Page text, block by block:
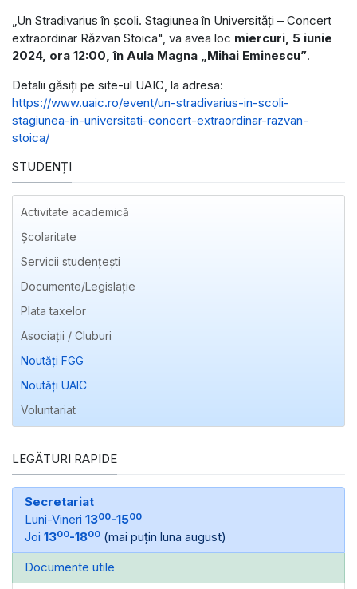
„Un Stradivarius în școli. Stagiunea în Universități – Concert
extraordinar Răzvan Stoica", va avea loc miercuri, 5 iunie
2024, ora 12:00, în Aula Magna „Mihai Eminescu”.
Detalii găsiți pe site-ul UAIC, la adresa:
https://www.uaic.ro/event/un-stradivarius-in-scoli-
stagiunea-in-universitati-concert-extraordinar-razvan-
stoica/
STUDENȚI
Activitate academică
Școlaritate
Servicii studențești
Documente/Legislație
Plata taxelor
Asociații / Cluburi
Noutăți FGG
Noutăți UAIC
Voluntariat
LEGĂTURI RAPIDE
Secretariat
Luni-Vineri 1300-1500
Joi 1300-1800 (mai puțin luna august)
Documente utile